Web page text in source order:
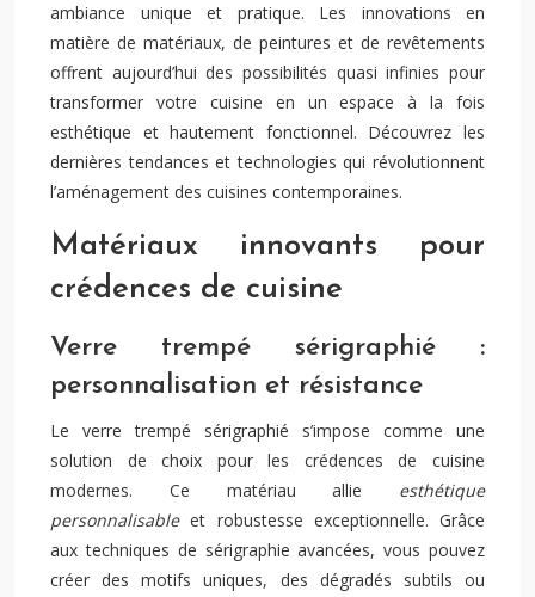
ambiance unique et pratique. Les innovations en
matière de matériaux, de peintures et de revêtements
offrent aujourd’hui des possibilités quasi infinies pour
transformer votre cuisine en un espace à la fois
esthétique et hautement fonctionnel. Découvrez les
dernières tendances et technologies qui révolutionnent
l’aménagement des cuisines contemporaines.
Matériaux innovants pour
crédences de cuisine
Verre trempé sérigraphié :
personnalisation et résistance
Le verre trempé sérigraphié s’impose comme une
solution de choix pour les crédences de cuisine
modernes. Ce matériau allie esthétique
personnalisableet robustesse exceptionnelle. Grâce
aux techniques de sérigraphie avancées, vous pouvez
créer des motifs uniques, des dégradés subtils ou